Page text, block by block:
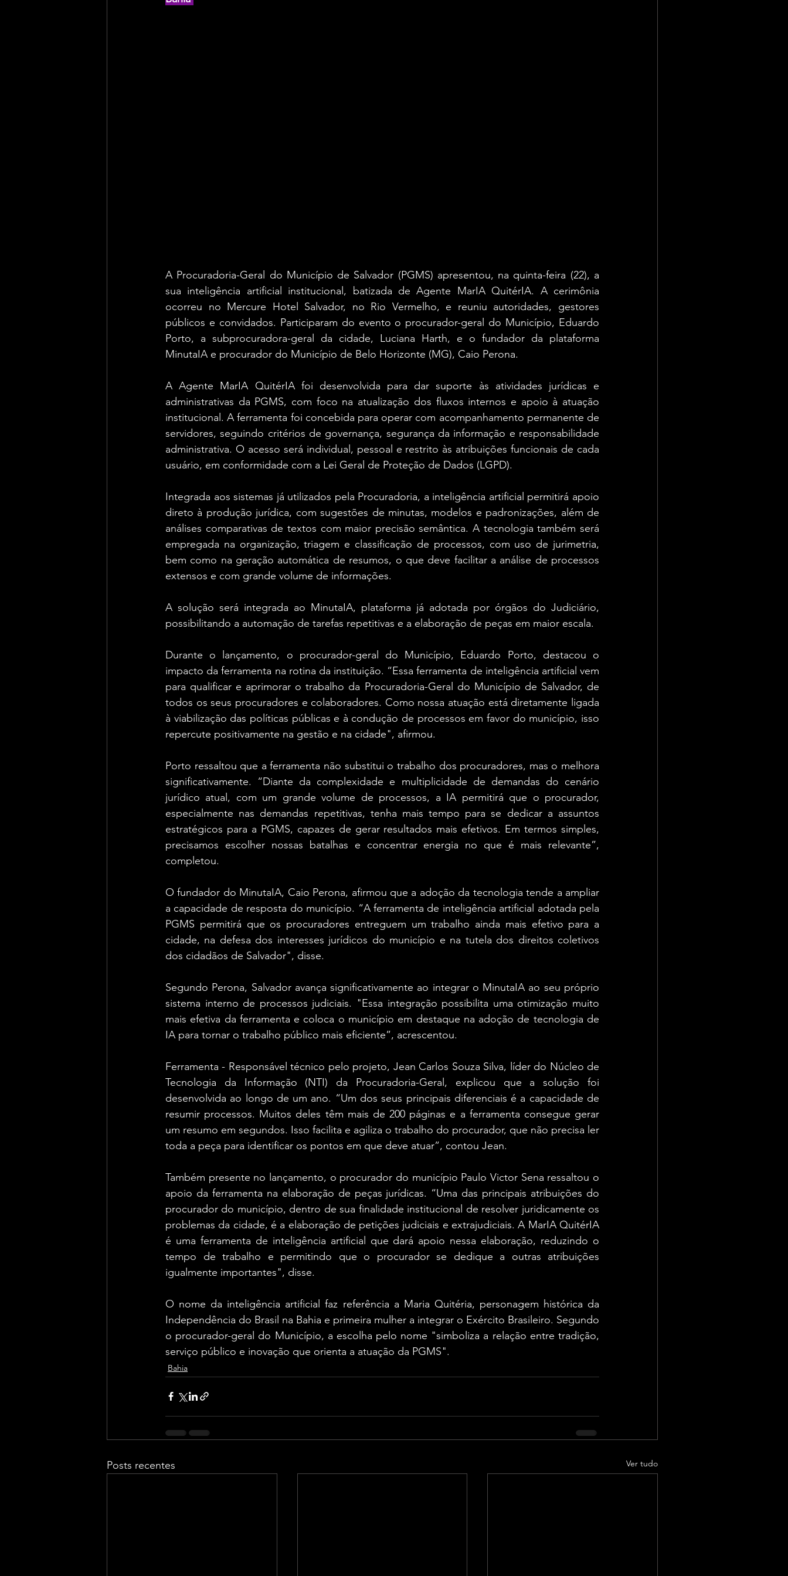
A Procuradoria-Geral do Município de Salvador (PGMS) apresentou, na quinta-feira (22), a
sua inteligência artificial institucional, batizada de Agente MarIA QuitérIA. A cerimônia
ocorreu no Mercure Hotel Salvador, no Rio Vermelho, e reuniu autoridades, gestores
públicos e convidados. Participaram do evento o procurador-geral do Município, Eduardo
Porto, a subprocuradora-geral da cidade, Luciana Harth, e o fundador da plataforma
MinutaIA e procurador do Município de Belo Horizonte (MG), Caio Perona.
A Agente MarIA QuitérIA foi desenvolvida para dar suporte às atividades jurídicas e
administrativas da PGMS, com foco na atualização dos fluxos internos e apoio à atuação
institucional. A ferramenta foi concebida para operar com acompanhamento permanente de
servidores, seguindo critérios de governança, segurança da informação e responsabilidade
administrativa. O acesso será individual, pessoal e restrito às atribuições funcionais de cada
usuário, em conformidade com a Lei Geral de Proteção de Dados (LGPD).
Integrada aos sistemas já utilizados pela Procuradoria, a inteligência artificial permitirá apoio
direto à produção jurídica, com sugestões de minutas, modelos e padronizações, além de
análises comparativas de textos com maior precisão semântica. A tecnologia também será
empregada na organização, triagem e classificação de processos, com uso de jurimetria,
bem como na geração automática de resumos, o que deve facilitar a análise de processos
extensos e com grande volume de informações.
A solução será integrada ao MinutaIA, plataforma já adotada por órgãos do Judiciário,
possibilitando a automação de tarefas repetitivas e a elaboração de peças em maior escala.
Durante o lançamento, o procurador-geral do Município, Eduardo Porto, destacou o
impacto da ferramenta na rotina da instituição. “Essa ferramenta de inteligência artificial vem
para qualificar e aprimorar o trabalho da Procuradoria-Geral do Município de Salvador, de
todos os seus procuradores e colaboradores. Como nossa atuação está diretamente ligada
à viabilização das políticas públicas e à condução de processos em favor do município, isso
repercute positivamente na gestão e na cidade", afirmou.
Porto ressaltou que a ferramenta não substitui o trabalho dos procuradores, mas o melhora
significativamente. “Diante da complexidade e multiplicidade de demandas do cenário
jurídico atual, com um grande volume de processos, a IA permitirá que o procurador,
especialmente nas demandas repetitivas, tenha mais tempo para se dedicar a assuntos
estratégicos para a PGMS, capazes de gerar resultados mais efetivos. Em termos simples,
precisamos escolher nossas batalhas e concentrar energia no que é mais relevante”,
completou.
O fundador do MinutaIA, Caio Perona, afirmou que a adoção da tecnologia tende a ampliar
a capacidade de resposta do município. “A ferramenta de inteligência artificial adotada pela
PGMS permitirá que os procuradores entreguem um trabalho ainda mais efetivo para a
cidade, na defesa dos interesses jurídicos do município e na tutela dos direitos coletivos
dos cidadãos de Salvador", disse.
Segundo Perona, Salvador avança significativamente ao integrar o MinutaIA ao seu próprio
sistema interno de processos judiciais. "Essa integração possibilita uma otimização muito
mais efetiva da ferramenta e coloca o município em destaque na adoção de tecnologia de
IA para tornar o trabalho público mais eficiente”, acrescentou.
Ferramenta - Responsável técnico pelo projeto, Jean Carlos Souza Silva, líder do Núcleo de
Tecnologia da Informação (NTI) da Procuradoria-Geral, explicou que a solução foi
desenvolvida ao longo de um ano. “Um dos seus principais diferenciais é a capacidade de
resumir processos. Muitos deles têm mais de 200 páginas e a ferramenta consegue gerar
um resumo em segundos. Isso facilita e agiliza o trabalho do procurador, que não precisa ler
toda a peça para identificar os pontos em que deve atuar”, contou Jean.
Também presente no lançamento, o procurador do município Paulo Victor Sena ressaltou o
apoio da ferramenta na elaboração de peças jurídicas. “Uma das principais atribuições do
procurador do município, dentro de sua finalidade institucional de resolver juridicamente os
problemas da cidade, é a elaboração de petições judiciais e extrajudiciais. A MarIA QuitérIA
é uma ferramenta de inteligência artificial que dará apoio nessa elaboração, reduzindo o
tempo de trabalho e permitindo que o procurador se dedique a outras atribuições
igualmente importantes", disse.
O nome da inteligência artificial faz referência a Maria Quitéria, personagem histórica da
Independência do Brasil na Bahia e primeira mulher a integrar o Exército Brasileiro. Segundo
o procurador-geral do Município, a escolha pelo nome "simboliza a relação entre tradição,
serviço público e inovação que orienta a atuação da PGMS".
Bahia
Posts recentes Ver tudo